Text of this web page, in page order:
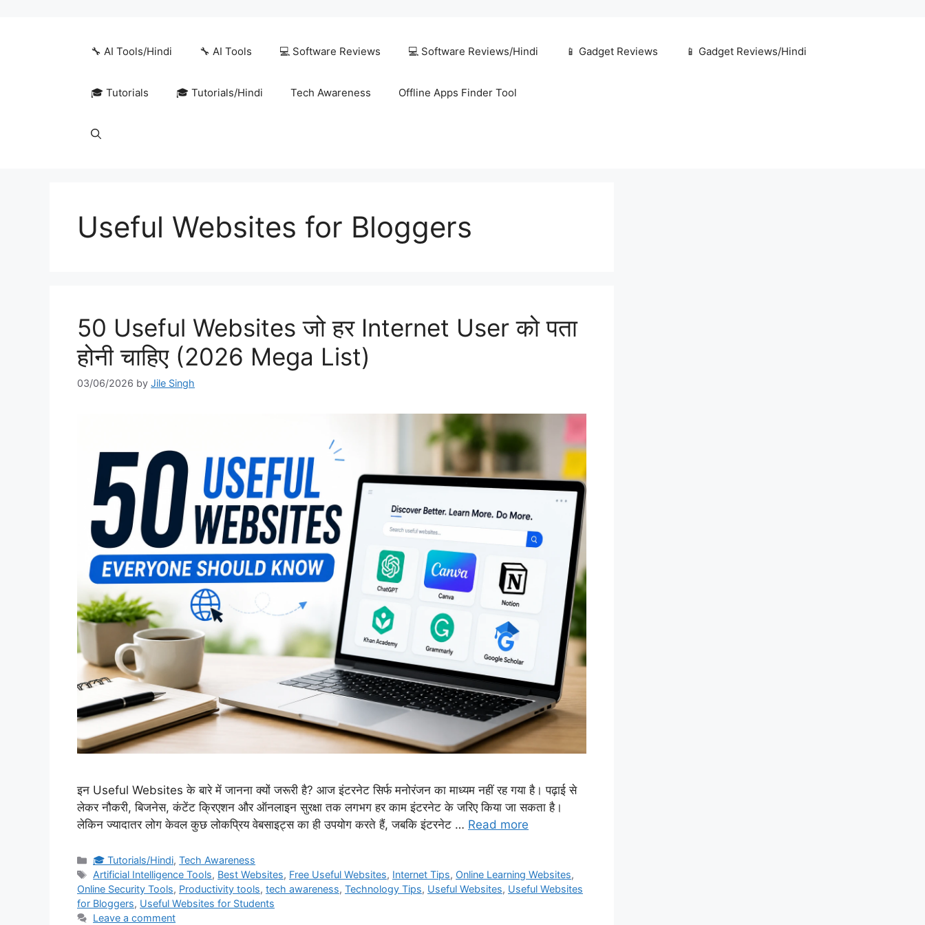
🔧 AI Tools/Hindi 🔧 AI Tools 💻 Software Reviews 💻 Software Reviews/Hindi 📱 Gadget Reviews 📱 Gadget Reviews/Hindi
🎓 Tutorials 🎓 Tutorials/Hindi Tech Awareness Offline Apps Finder Tool
Useful Websites for Bloggers
50 Useful Websites जो हर Internet User को पता
होनी चाहिए (2026 Mega List)
03/06/2026 by Jile Singh
इन Useful Websites के बारे में जानना क्यों जरूरी है? आज इंटरनेट सिर्फ मनोरंजन का माध्यम नहीं रह गया है। पढ़ाई से
लेकर नौकरी, बिजनेस, कंटेंट क्रिएशन और ऑनलाइन सुरक्षा तक लगभग हर काम इंटरनेट के जरिए किया जा सकता है।
लेकिन ज्यादातर लोग केवल कुछ लोकप्रिय वेबसाइट्स का ही उपयोग करते हैं, जबकि इंटरनेट … Read more
Categories
🎓 Tutorials/Hindi,Tech Awareness
Tags
Artificial Intelligence Tools, Best Websites, Free Useful Websites, Internet Tips, Online Learning Websites,
Online Security Tools, Productivity tools, tech awareness, Technology Tips, Useful Websites, Useful Websites
for Bloggers, Useful Websites for Students
Leave a comment